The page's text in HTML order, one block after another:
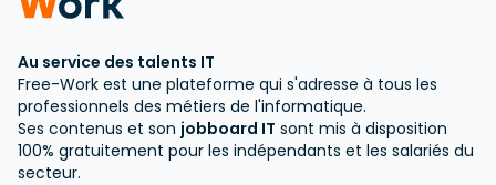
Au service des talents IT
Free-Work est une plateforme qui s'adresse à tous les
professionnels des métiers de l'informatique.
Ses contenus et son jobboard IT sont mis à disposition
100% gratuitement pour les indépendants et les salariés du
secteur.